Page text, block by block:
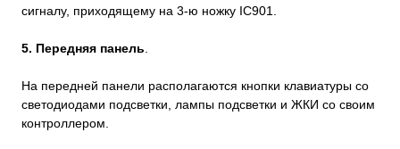
сигналу, приходящему на 3-ю ножку IC901.
5. Передняя панель
На передней панели располагаются кнопки клавиатуры со
светодиодами подсветки, лампы подсветки и ЖКИ со своим
контроллером.